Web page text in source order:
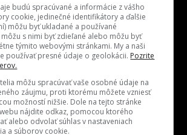
Fontech.sk Odzadu.sk
budú spracúvané a informácie z vášho
cookie, jedinečné identifikátory a ďalšie
môžu byť ukladané a používané
s nimi byť zdieľané alebo môžu byť
týmito webovými stránkami. My a naši
používať presné údaje o geolokácii. Pozrite
môžu spracúvať vaše osobné údaje na
záujmu, proti ktorému môžete vzniesť
možností nižšie. Dole na tejto stránke
nájdite odkaz, pomocou ktorého
alebo odvolať súhlas v nastaveniach
a súborov cookie.